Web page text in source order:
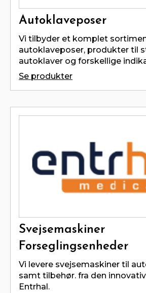
Autoklaveposer
Vi tilbyder et komplet
autoklaveposer, produkter til
autoklaver og forskellige
Se produkter
Svejsemaskiner
Forseglingsenheder
Vi levere svejsemaskiner til
samt tilbehør. fra den
Entrhal.